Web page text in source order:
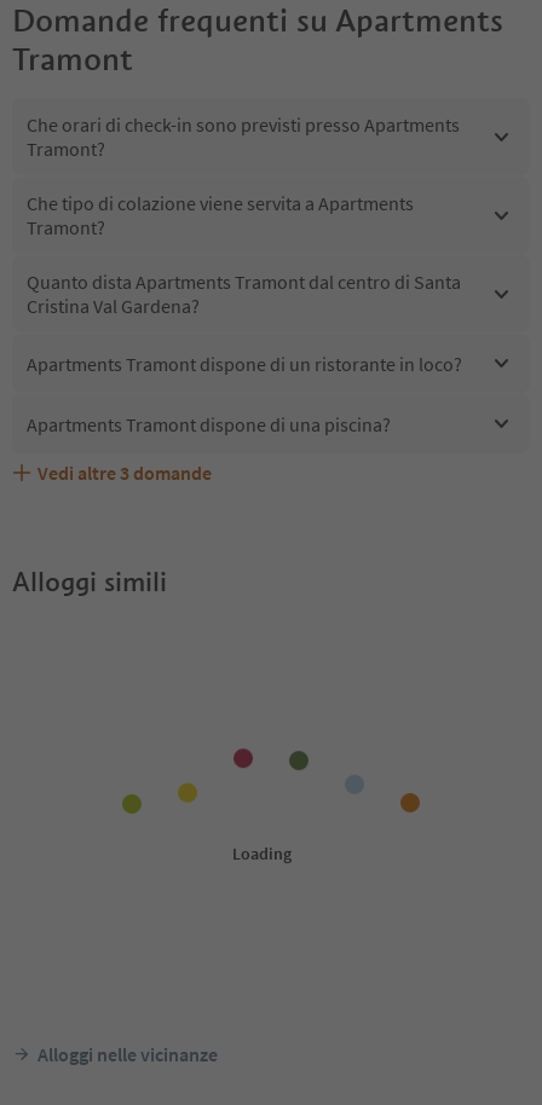
Domande frequenti su Apartments
Tramont
Che orari di check-in sono previsti presso Apartments
Tramont?
Che tipo di colazione viene servita a Apartments
Tramont?
Quanto dista Apartments Tramont dal centro di Santa
Cristina Val Gardena?
Apartments Tramont dispone di un ristorante in loco?
Apartments Tramont dispone di una piscina?
Apartments Tramont accetta animali domestici?
Quali servizi/attività sono disponibili presso Apartments
Gli ospiti di Apartments Tramont ricevono l'Alto Adige
Vedi altre 3 domande
Alloggi simili
Alloggi nelle vicinanze